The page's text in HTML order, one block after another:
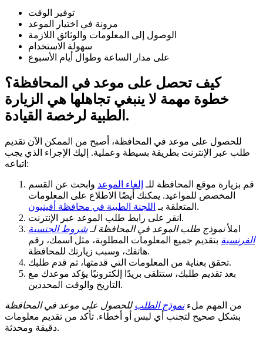
توفير الوقت
مرونة في اختيار الموعد
الوصول إلى المعلومات والوثائق اللازمة
سهولة الاستخدام
على مدار الساعة وطوال أيام الأسبوع
كيف تحصل على موعد في المحافظة؟
خطوة مهمة لا ينبغي تجاهلها هي الزيارة
الطبية لرخصة القيادة.
للحصول على موعد في المحافظة، أصبح من الممكن الآن تقديم
طلب عبر الإنترنت بطريقة بسيطة وعملية. إليك الإجراء الذي يجب
اتباعه:
قم بزيارة موقع المحافظة للـ إلغاء الموعد وابحث عن القسم
المخصص للمواعيد. يمكنك أيضًا الاطلاع على المعلومات
المتعلقة بـ اللجنة الطبية في محافظة أفينيون
.
انقر على رابط طلب الموعد عبر الإنترنت.
املأنموذج طلب الموعد في المحافظة لـشروط الجنسية
الفرنسية بتقديم جميع المعلومات المطلوبة، مثل اسمك، رقم
هاتفك، وسبب زيارتك للمحافظة.
تحقق بعناية من المعلومات التي قدمتها، ثم قدم طلبك.
بعد تقديم طلبك، ستتلقى بريدًا إلكترونيًا يؤكد موعدك مع
التاريخ والوقت المحددين.
من المهم ملءنموذج الطلبللحصول على موعد في المحافظة
بشكل صحيح لتجنب أي لبس أو أخطاء. تأكد من تقديم معلومات
دقيقة ومحدثة.